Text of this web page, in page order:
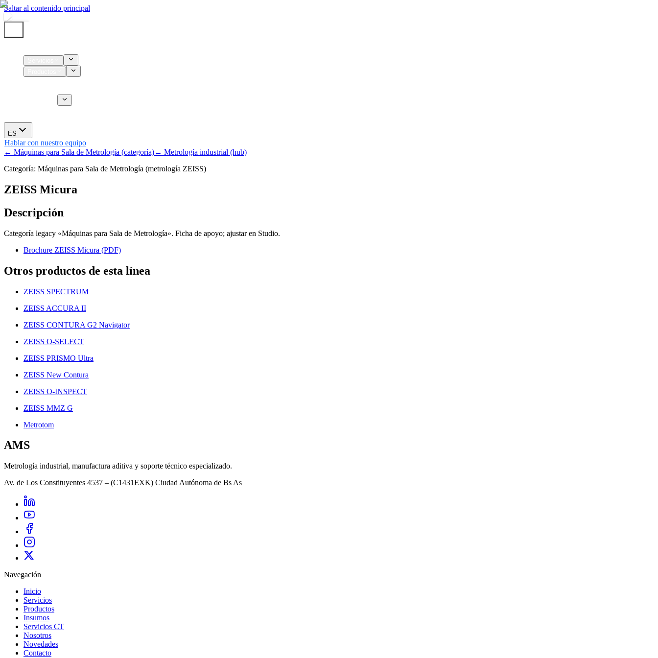
Saltar al contenido principal
ES
Hablar con nuestro equipo
← Máquinas para Sala de Metrología (categoría)← Metrología industrial (hub)
Categoría: Máquinas para Sala de Metrología (metrología ZEISS)
ZEISS Micura
Descripción
Categoría legacy «Máquinas para Sala de Metrología». Ficha de apoyo; ajustar en Studio.
Brochure ZEISS Micura (PDF)
Otros productos de esta línea
ZEISS SPECTRUM
ZEISS ACCURA II
ZEISS CONTURA G2 Navigator
ZEISS O-SELECT
ZEISS PRISMO Ultra
ZEISS New Contura
ZEISS O-INSPECT
ZEISS MMZ G
Metrotom
AMS
Metrología industrial, manufactura aditiva y soporte técnico especializado.
Av. de Los Constituyentes 4537 – (C1431EXK) Ciudad Autónoma de Bs As
Navegación
Inicio
Servicios
Productos
Insumos
Servicios CT
Nosotros
Novedades
Contacto